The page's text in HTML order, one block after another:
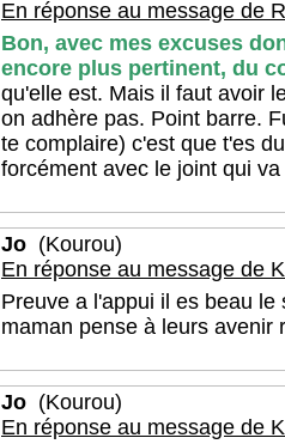
En réponse au message de
Bon, avec mes excuses
encore plus pertinent, du
qu'elle est. Mais il faut avoir
on adhère pas. Point barre.
te complaire) c'est que t'es
forcément avec le joint qui
Jo (Kourou)
En réponse au message de
Preuve a l'appui il es beau
maman pense à leurs avenir
Jo (Kourou)
En réponse au message de